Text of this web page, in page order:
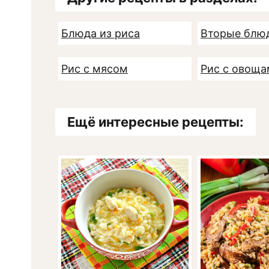
Блюда из риса Вторые
Рис с мясом Рис с
Ещё интересные рецепты: